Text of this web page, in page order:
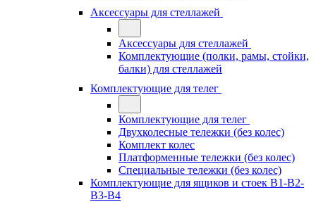
Аксессуары для стеллажей
Аксессуары для стеллажей
Комплектующие (полки, рамы, стойки,
балки) для стеллажей
Комплектующие для телег
Комплектующие для телег
Двухколесные тележки (без колес)
Комплект колес
Платформенные тележки (без колес)
Специальные тележки (без колес)
Комплектующие для ящиков и стоек В1-В2-
В3-В4